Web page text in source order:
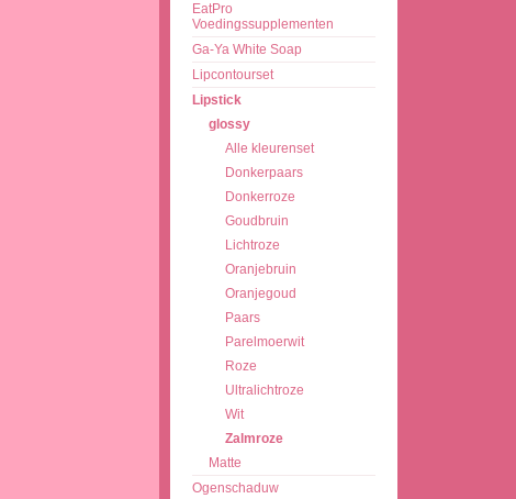
EatPro
Voedingssupplementen
Ga-Ya White Soap
Lipcontourset
Lipstick
glossy
Alle kleurenset
Donkerpaars
Donkerroze
Goudbruin
Lichtroze
Oranjebruin
Oranjegoud
Paars
Parelmoerwit
Roze
Ultralichtroze
Wit
Zalmroze
Matte
Ogenschaduw